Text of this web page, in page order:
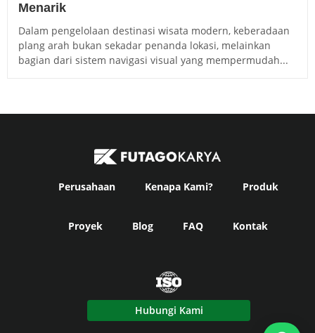
Menarik
Dalam pengelolaan destinasi wisata modern, keberadaan
plang arah bukan sekadar penanda lokasi, melainkan
bagian dari sistem navigasi visual yang mempermudah...
Perusahaan Kenapa Kami? Produk
Proyek Blog FAQ Kontak
Hubungi Kami